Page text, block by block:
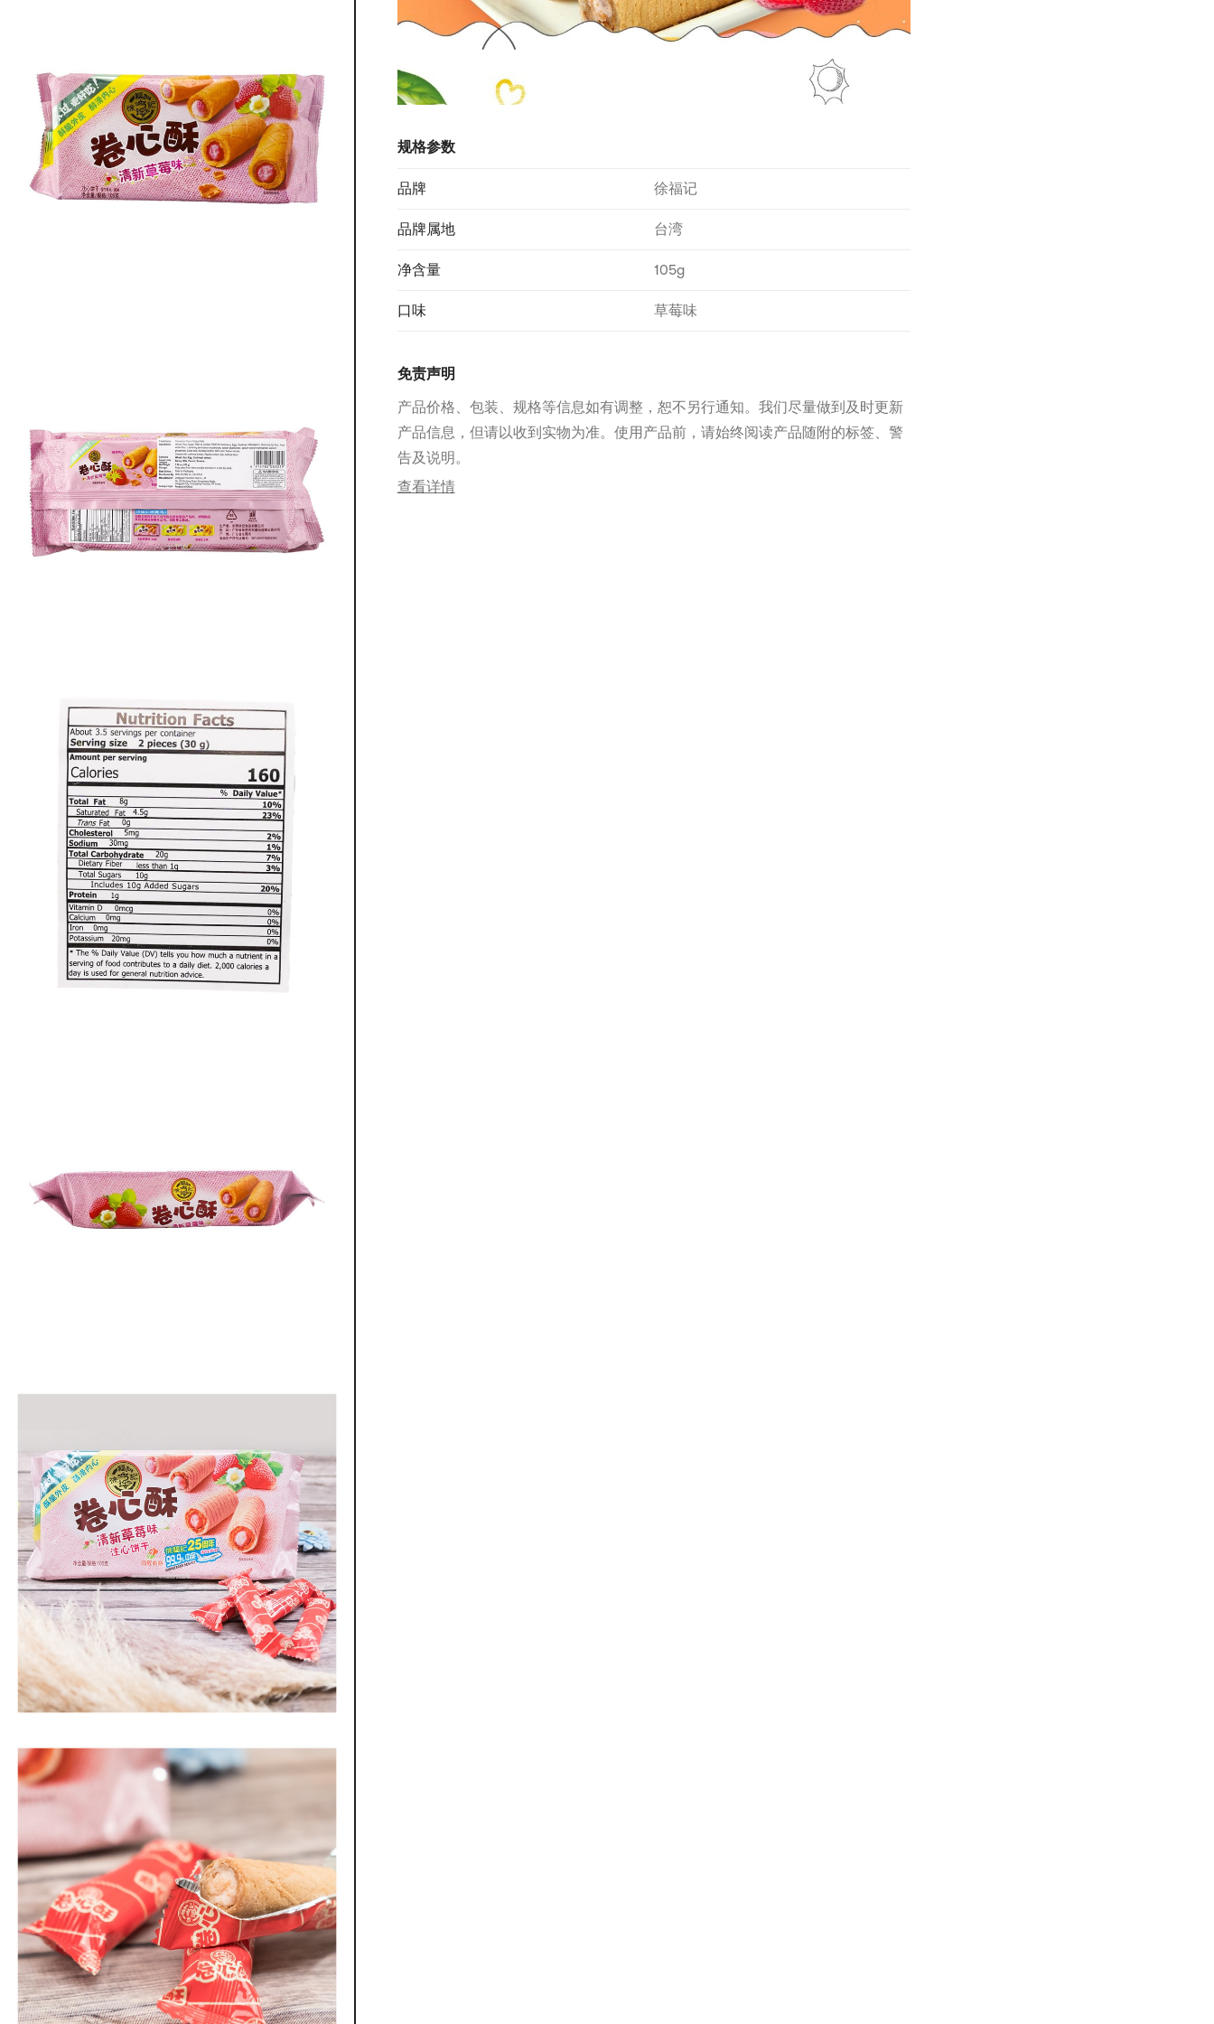
规格参数
品牌 徐福记
品牌属地 台湾
净含量 105g
口味 草莓味
免责声明
产品价格、包装、规格等信息如有调整，恕不另行通知。我们尽量做到及时更新
产品信息，但请以收到实物为准。使用产品前，请始终阅读产品随附的标签、警
告及说明。
查看详情